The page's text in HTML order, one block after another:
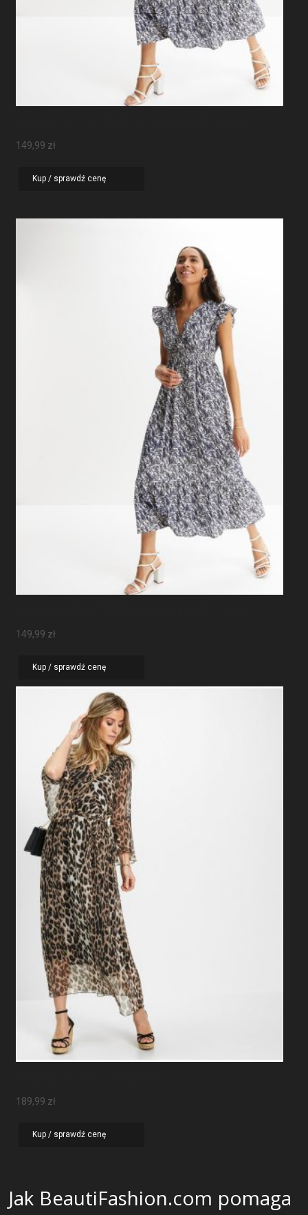
149,99 zł
Kup / sprawdź cenę
149,99 zł
Kup / sprawdź cenę
189,99 zł
Kup / sprawdź cenę
Jak BeautiFashion.com pomaga